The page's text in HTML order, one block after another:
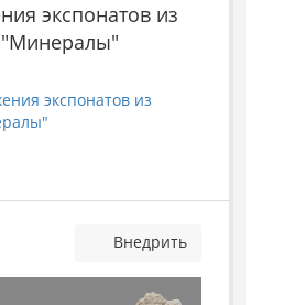
экспонатов из
экспонатов из
Внедрить